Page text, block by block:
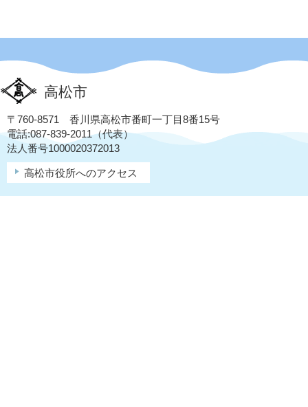
高松市
〒760-8571 香川県高松市番町一丁目8番15号
電話:087-839-2011（代表）
法人番号1000020372013
高松市役所へのアクセス